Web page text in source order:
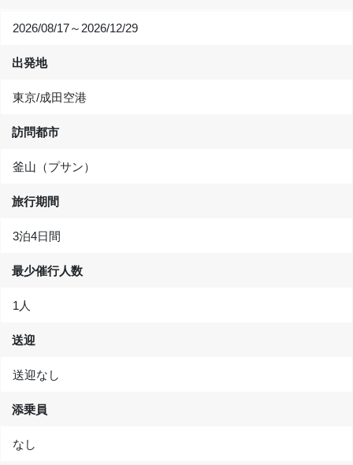
2026/08/17～2026/12/29
出発地
東京/成田空港
訪問都市
釜山（プサン）
旅行期間
3泊4日間
最少催行人数
1人
送迎
送迎なし
添乗員
なし